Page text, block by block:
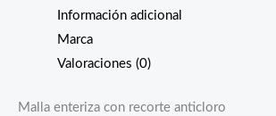
Información adicional
Marca
Valoraciones (0)
Malla enteriza con recorte anticloro